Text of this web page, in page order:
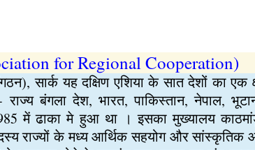
for Regional Cooperation)
सार्क यह दक्षिण एशिया के सात देशों का
बंगला देश, भारत, पाकिस्तान, नेपाल,
में ढाका मे हुआ था । इसका मुख्यालय
राज्यों के मध्य आर्थिक सहयोग और सांस्कृतिक